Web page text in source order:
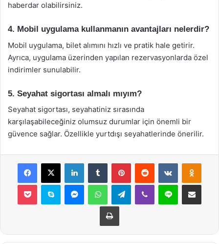
haberdar olabilirsiniz.
4. Mobil uygulama kullanmanın avantajları nelerdir?
Mobil uygulama, bilet alımını hızlı ve pratik hale getirir.
Ayrıca, uygulama üzerinden yapılan rezervasyonlarda özel
indirimler sunulabilir.
5. Seyahat sigortası almalı mıyım?
Seyahat sigortası, seyahatiniz sırasında
karşılaşabileceğiniz olumsuz durumlar için önemli bir
güvence sağlar. Özellikle yurtdışı seyahatlerinde önerilir.
Facebook
X LinkedInTumblr PinterestReddit VKontakte
Pocket Skype MessengerWhatsAppTelegramViber Line E-Posta ile
Yazdır